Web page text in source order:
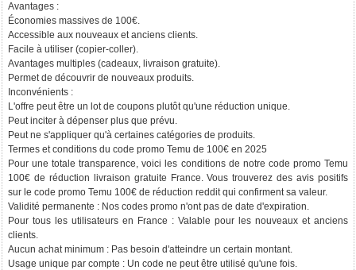
Avantages :
Économies massives de 100€.
Accessible aux nouveaux et anciens clients.
Facile à utiliser (copier-coller).
Avantages multiples (cadeaux, livraison gratuite).
Permet de découvrir de nouveaux produits.
Inconvénients :
L'offre peut être un lot de coupons plutôt qu'une réduction unique.
Peut inciter à dépenser plus que prévu.
Peut ne s'appliquer qu'à certaines catégories de produits.
Termes et conditions du code promo Temu de 100€ en 2025
Pour une totale transparence, voici les conditions de notre code promo Temu
100€ de réduction livraison gratuite France. Vous trouverez des avis positifs
sur le code promo Temu 100€ de réduction reddit qui confirment sa valeur.
Validité permanente : Nos codes promo n'ont pas de date d'expiration.
Pour tous les utilisateurs en France : Valable pour les nouveaux et anciens
clients.
Aucun achat minimum : Pas besoin d'atteindre un certain montant.
Usage unique par compte : Un code ne peut être utilisé qu'une fois.